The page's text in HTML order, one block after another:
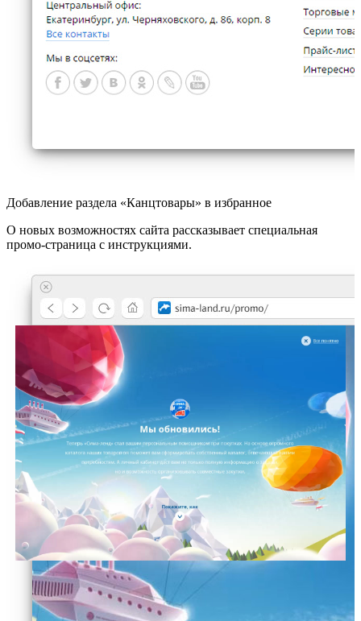
Добавление раздела «Канцтовары» в избранное
О новых возможностях сайта рассказывает специальная
промо-страница с инструкциями.